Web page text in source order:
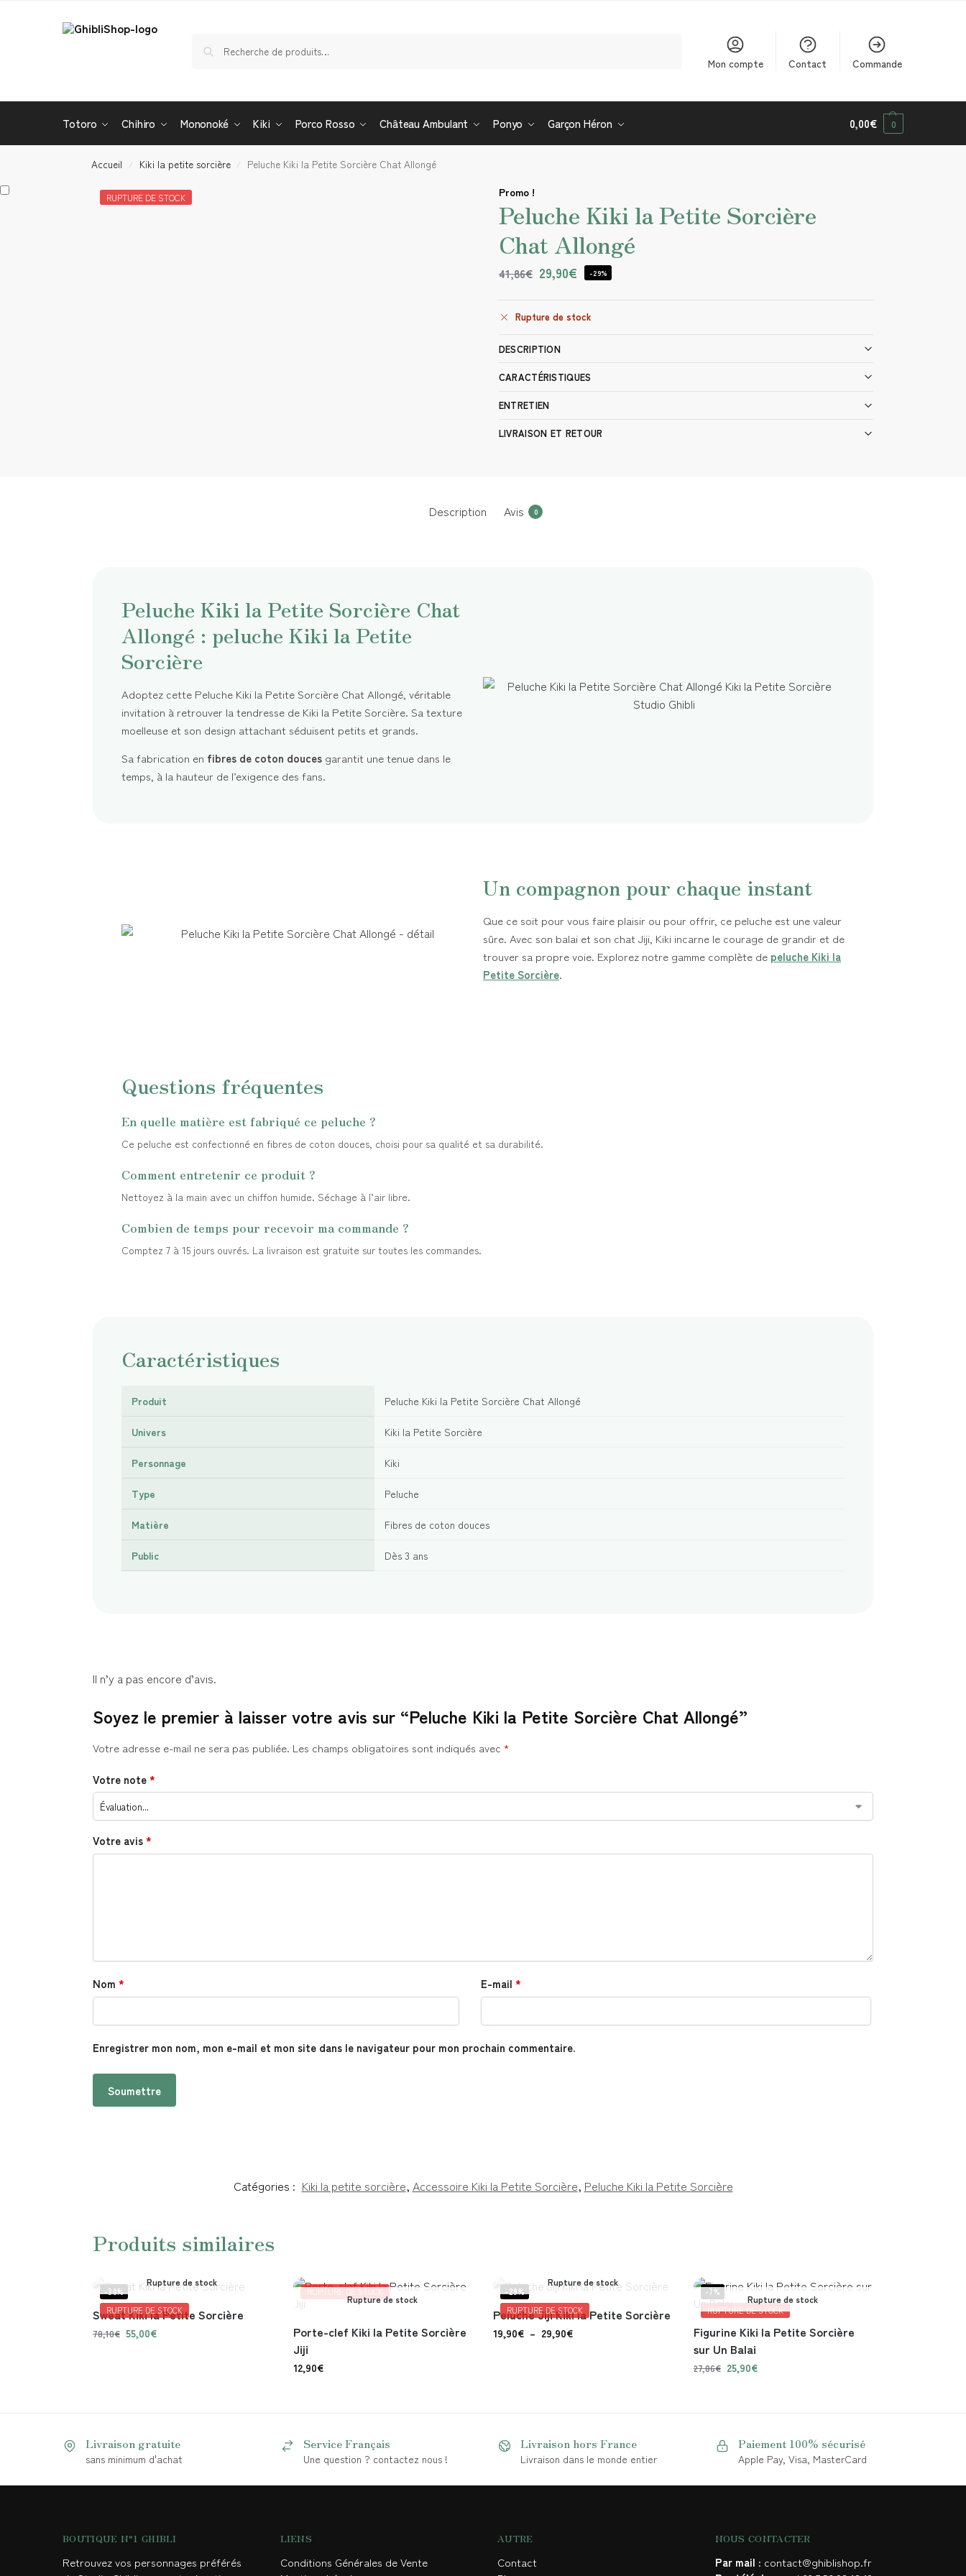
Mon compte Contact Commande
Totoro Chihiro Mononoké Kiki Porco Rosso Château Ambulant Ponyo Garçon Héron 0,00€ 0
Accueil / Kiki la petite sorcière / Peluche Kiki la Petite Sorcière Chat Allongé
RUPTURE DE STOCK Promo !
Peluche Kiki la Petite Sorcière
Chat Allongé
41,86€ 29,90€ -29%
Rupture de stock
DESCRIPTION
CARACTÉRISTIQUES
ENTRETIEN
LIVRAISON ET RETOUR
Description Avis 0
Peluche Kiki la Petite Sorcière Chat
Allongé : peluche Kiki la Petite
Sorcière
Adoptez cette Peluche Kiki la Petite Sorcière Chat Allongé, véritable
invitation à retrouver la tendresse de Kiki la Petite Sorcière. Sa texture
moelleuse et son design attachant séduisent petits et grands.
Sa fabrication en fibres de coton doucesgarantit une tenue dans le
temps, à la hauteur de l’exigence des fans.
Un compagnon pour chaque instant
Que ce soit pour vous faire plaisir ou pour offrir, ce peluche est une valeur
sûre. Avec son balai et son chat Jiji, Kiki incarne le courage de grandir et de
trouver sa propre voie. Explorez notre gamme complète de peluche Kiki la
Petite Sorcière.
Questions fréquentes
En quelle matière est fabriqué ce peluche ?
Ce peluche est confectionné en fibres de coton douces, choisi pour sa qualité et sa durabilité.
Comment entretenir ce produit ?
Nettoyez à la main avec un chiffon humide. Séchage à l’air libre.
Combien de temps pour recevoir ma commande ?
Comptez 7 à 15 jours ouvrés. La livraison est gratuite sur toutes les commandes.
Caractéristiques
Produit Peluche Kiki la Petite Sorcière Chat Allongé
Univers Kiki la Petite Sorcière
Personnage Kiki
Type Peluche
Matière Fibres de coton douces
Public Dès 3 ans
Il n’y a pas encore d’avis.
Soyez le premier à laisser votre avis sur “Peluche Kiki la Petite Sorcière Chat Allongé”
Votre adresse e-mail ne sera pas publiée. Les champs obligatoires sont indiqués avec *
Votre note*
Votre avis*
Nom * E-mail *
Enregistrer mon nom, mon e-mail et mon site dans le navigateur pour mon prochain commentaire.
Catégories : Kiki la petite sorcière, Accessoire Kiki la Petite Sorcière, Peluche Kiki la Petite Sorcière
Produits similaires
-30%
RUPTURE DE STOCK
Rupture de stock
Sweat Kiki la Petite Sorcière
78,10€ 55,00€
RUPTURE DE STOCK
Rupture de stock
Porte-clef Kiki la Petite Sorcière
Jiji
12,90€
-29%
RUPTURE DE STOCK
Rupture de stock
Peluche Jiji Kiki la Petite Sorcière
19,90€ – 29,90€
-7%
RUPTURE DE STOCK
Rupture de stock
Figurine Kiki la Petite Sorcière
sur Un Balai
27,86€ 25,90€
Livraison gratuite
sans minimum d'achat
Service Français
Une question ? contactez nous !
Livraison hors France
Livraison dans le monde entier
Paiement 100% sécurisé
Apple Pay, Visa, MasterCard
BOUTIQUE N°1 GHIBLI
Retrouvez vos personnages préférés
LIENS
Conditions Générales de Vente
AUTRE
Contact
NOUS CONTACTER
Par mail : contact@ghiblishop.fr